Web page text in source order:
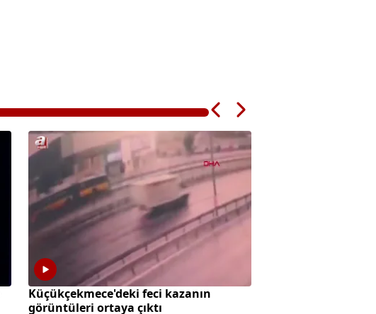
Küçükçekmece'deki feci kazanın
görüntüleri ortaya çıktı